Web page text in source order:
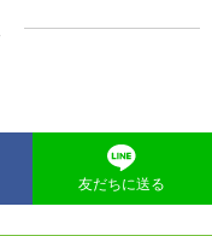
友だちに送る